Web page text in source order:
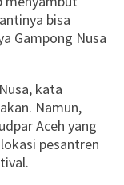
bisa
Gampong Nusa
kata
Namun,
Aceh yang
pesantren